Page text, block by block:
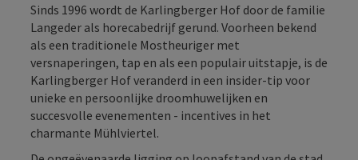
Sinds 1996 wordt de Karlingberger Hof door de familie
Langeder als horecabedrijf gerund. Voorheen bekend
als een traditionele Mostheuriger met
versnaperingen, tap en als een populair uitstapje, is de
Karlingberger Hof veranderd in een insider-tip voor
unieke en persoonlijke droomhuwelijken en
succesvolle evenementen - incentives in het
charmante Mühlviertel.